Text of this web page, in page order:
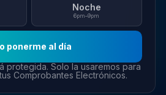
Noche
6pm–9pm
ponerme al día
protegida. Solo la usaremos para
Comprobantes Electrónicos.